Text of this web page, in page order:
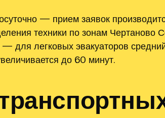
— прием заявок
техники по зонам
для легковых эвакуаторов
до 60 минут.